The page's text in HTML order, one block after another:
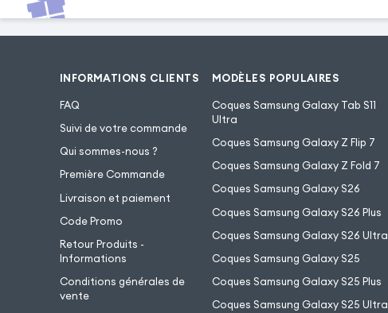
INFORMATIONS CLIENTS
FAQ
Suivi de votre commande
Qui sommes-nous ?
Première Commande
Livraison et paiement
Code Promo
Retour Produits -
Informations
Conditions générales de
vente
MODÈLES POPULAIRES
Coques Samsung Galaxy Tab S11
Ultra
Coques Samsung Galaxy Z Flip 7
Coques Samsung Galaxy Z Fold 7
Coques Samsung Galaxy S26
Coques Samsung Galaxy S26 Plus
Coques Samsung Galaxy S26 Ultra
Coques Samsung Galaxy S25
Coques Samsung Galaxy S25 Plus
Coques Samsung Galaxy S25 Ultra